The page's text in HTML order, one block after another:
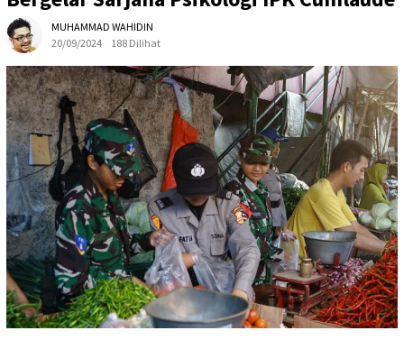
MUHAMMAD WAHIDIN
20/09/2024
188 Dilihat